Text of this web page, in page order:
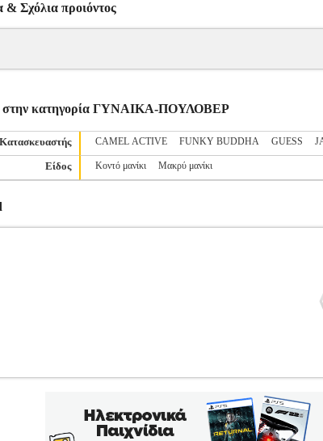
& Σχόλια προιόντος
στην κατηγορία ΓΥΝΑΙΚΑ-ΠΟΥΛΟΒΕΡ
Κατασκευαστής CAMEL ACTIVE FUNKY BUDDHA GUESS
Είδος Κοντό μανίκι Μακρύ μανίκι
Κατηγορία: ΓΥΝΑΙΚΑ-ΠΟΥΛΟΒΕΡ •VERO
animal print μοτίβο σε όλη του την επιφάνεια, σε μαύρο
Έχει ζιβάγκο λαιμόκοψη και λάστιχο στις μανσέτες,